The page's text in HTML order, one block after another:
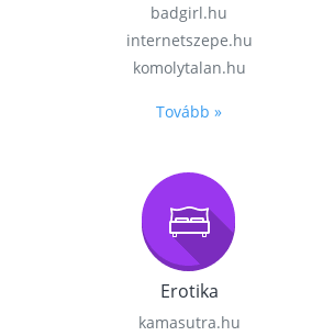
badgirl.hu
internetszepe.hu
komolytalan.hu
Tovább »
Erotika
kamasutra.hu